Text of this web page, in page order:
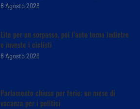
8 Agosto 2026
Lite per un sorpasso, poi l’auto torna indietro
e investe i ciclisti
8 Agosto 2026
Parlamento chiuso per ferie: un mese di
vacanza per i politici